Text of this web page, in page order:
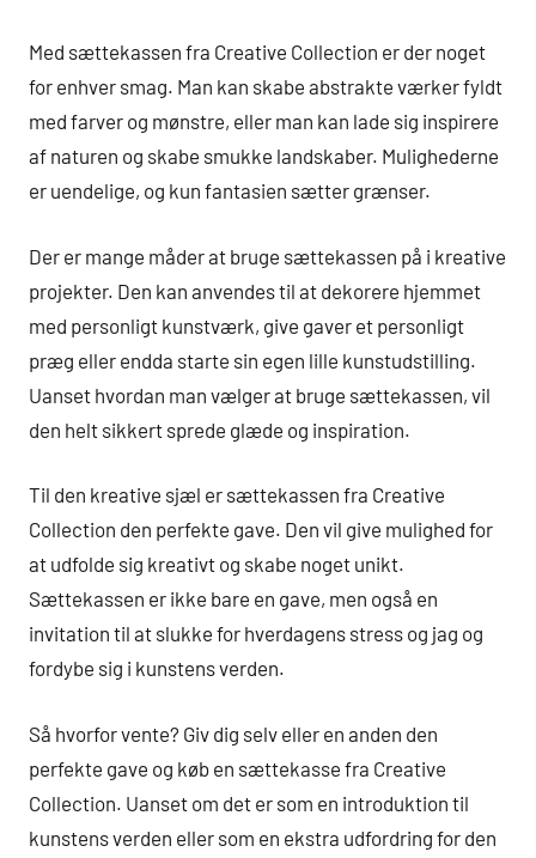
Med sættekassen fra Creative Collection er der noget
for enhver smag. Man kan skabe abstrakte værker fyldt
med farver og mønstre, eller man kan lade sig inspirere
af naturen og skabe smukke landskaber. Mulighederne
er uendelige, og kun fantasien sætter grænser.
Der er mange måder at bruge sættekassen på i kreative
projekter. Den kan anvendes til at dekorere hjemmet
med personligt kunstværk, give gaver et personligt
præg eller endda starte sin egen lille kunstudstilling.
Uanset hvordan man vælger at bruge sættekassen, vil
den helt sikkert sprede glæde og inspiration.
Til den kreative sjæl er sættekassen fra Creative
Collection den perfekte gave. Den vil give mulighed for
at udfolde sig kreativt og skabe noget unikt.
Sættekassen er ikke bare en gave, men også en
invitation til at slukke for hverdagens stress og jag og
fordybe sig i kunstens verden.
Så hvorfor vente? Giv dig selv eller en anden den
perfekte gave og køb en sættekasse fra Creative
Collection. Uanset om det er som en introduktion til
kunstens verden eller som en ekstra udfordring for den